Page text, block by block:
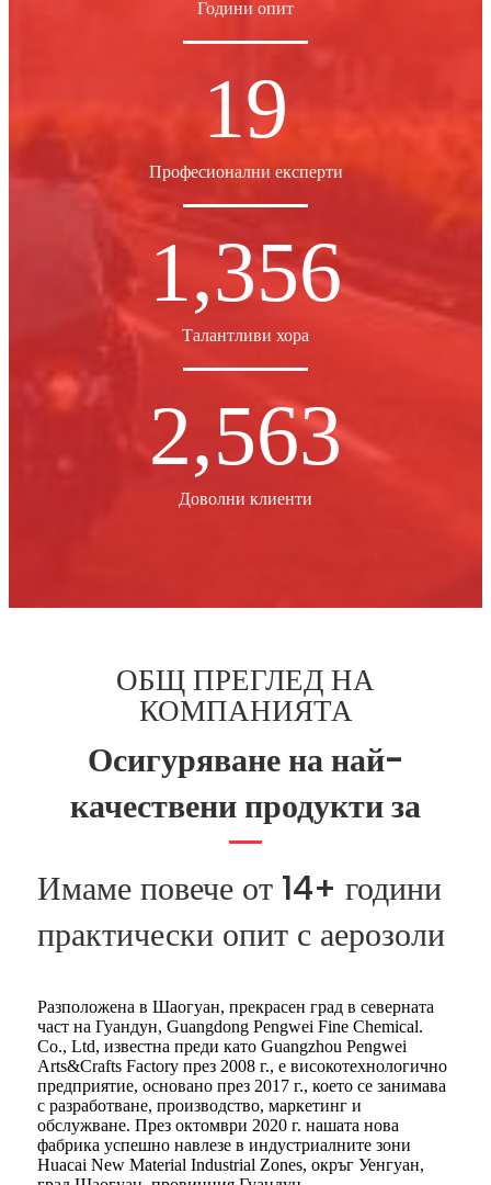
Години опит
19
Професионални експерти
1,356
Талантливи хора
2,563
Доволни клиенти
ОБЩ ПРЕГЛЕД НА
КОМПАНИЯТА
Осигуряване на най-
качествени продукти за
Имаме повече от 14+ години
практически опит с аерозоли
Разположена в Шаогуан, прекрасен град в северната
част на Гуандун, Guangdong Pengwei Fine Chemical.
Co., Ltd, известна преди като Guangzhou Pengwei
Arts&Crafts Factory през 2008 г., е високотехнологично
предприятие, основано през 2017 г., което се занимава
с разработване, производство, маркетинг и
обслужване. През октомври 2020 г. нашата нова
фабрика успешно навлезе в индустриалните зони
Huacai New Material Industrial Zones, окръг Уенгуан,